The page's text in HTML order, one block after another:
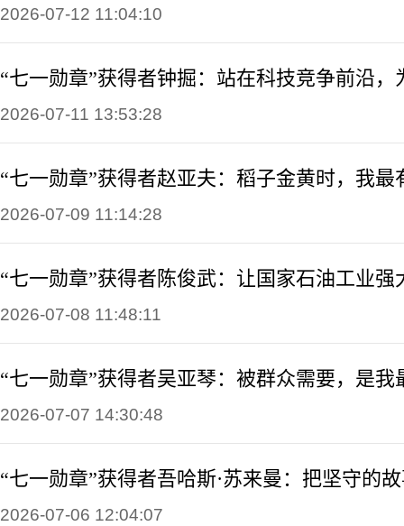
2026-07-12 11:04:10
“七一勋章”获得者钟掘：站在科技竞争前沿，
2026-07-11 13:53:28
“七一勋章”获得者赵亚夫：稻子金黄时，我最
2026-07-09 11:14:28
“七一勋章”获得者陈俊武：让国家石油工业强
2026-07-08 11:48:11
“七一勋章”获得者吴亚琴：被群众需要，是我
2026-07-07 14:30:48
“七一勋章”获得者吾哈斯·苏来曼：把坚守的
2026-07-06 12:04:07